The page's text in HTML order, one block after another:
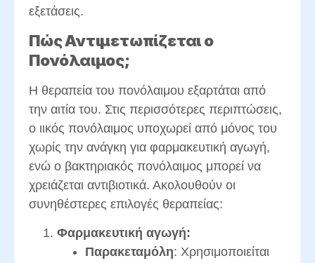
εξετάσεις.
Πώς Αντιμετωπίζεται ο
Πονόλαιμος;
Η θεραπεία του πονόλαιμου εξαρτάται από
την αιτία του. Στις περισσότερες περιπτώσεις,
ο ιικός πονόλαιμος υποχωρεί από μόνος του
χωρίς την ανάγκη για φαρμακευτική αγωγή,
ενώ ο βακτηριακός πονόλαιμος μπορεί να
χρειάζεται αντιβιοτικά. Ακολουθούν οι
συνηθέστερες επιλογές θεραπείας:
Φαρμακευτική αγωγή:
Παρακεταμόλη: Χρησιμοποιείται